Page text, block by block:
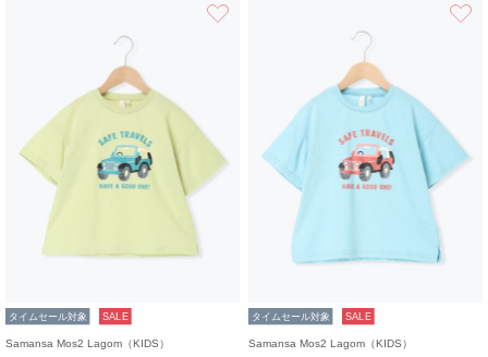
タイムセール対象 SALE
Samansa Mos2 Lagom（KIDS）
タイムセール対象 SALE
Samansa Mos2 Lagom（KIDS）